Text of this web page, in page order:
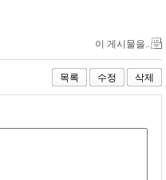
이 게시물을..
목록 수정 삭제